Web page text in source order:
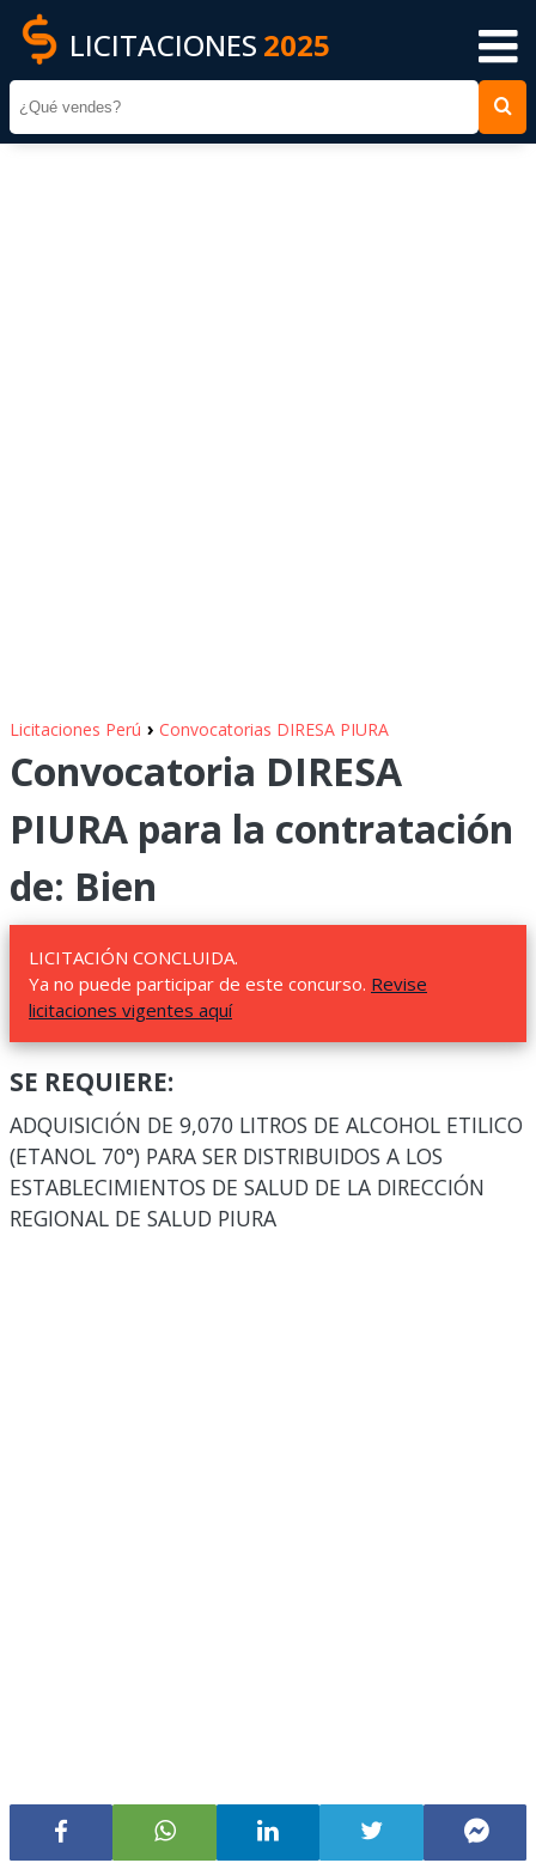
LICITACIONES 2025
Licitaciones Perú › Convocatorias DIRESA PIURA
Convocatoria DIRESA
PIURA para la contratación
de: Bien
LICITACIÓN CONCLUIDA.
Ya no puede participar de este concurso. Revise
licitaciones vigentes aquí
SE REQUIERE:
ADQUISICIÓN DE 9,070 LITROS DE ALCOHOL ETILICO
(ETANOL 70°) PARA SER DISTRIBUIDOS A LOS
ESTABLECIMIENTOS DE SALUD DE LA DIRECCIÓN
REGIONAL DE SALUD PIURA